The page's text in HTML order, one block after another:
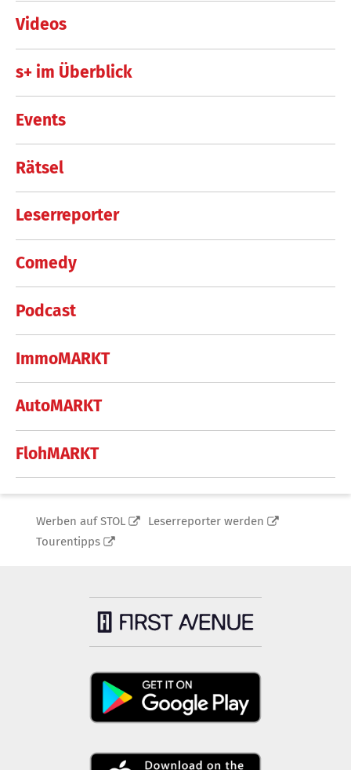
Videos
s+ im Überblick
Events
Rätsel
Leserreporter
Comedy
Podcast
ImmoMARKT
AutoMARKT
FlohMARKT
Werben auf STOL
Leserreporter werden
Tourentipps